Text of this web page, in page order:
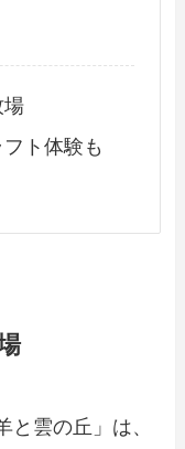
場
ト体験も
雲の丘」は、